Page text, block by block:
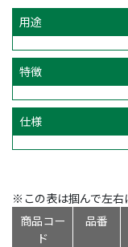
用途
特徴
仕様
※この表は掴んで左右
商品コー
ド
品番